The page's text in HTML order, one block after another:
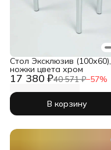
17 380 ₽40 571 ₽−57%
Стол Эксклюзив (100х60),
ножки цвета хром
В корзину